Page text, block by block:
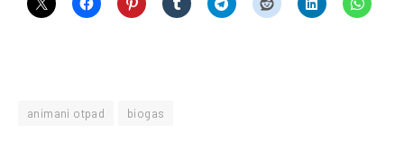
animani otpad biogas